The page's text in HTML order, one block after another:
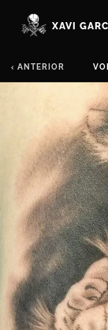
XAVI
‹ ANTERIOR